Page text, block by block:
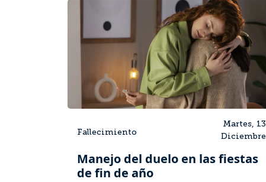
Fallecimiento
Martes, 13
Diciembre
Manejo del duelo en las fiestas
de fin de año